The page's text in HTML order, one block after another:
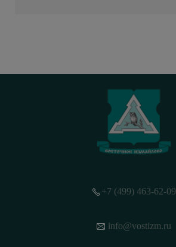
+7 (499) 463-62-09
info@vostizm.ru